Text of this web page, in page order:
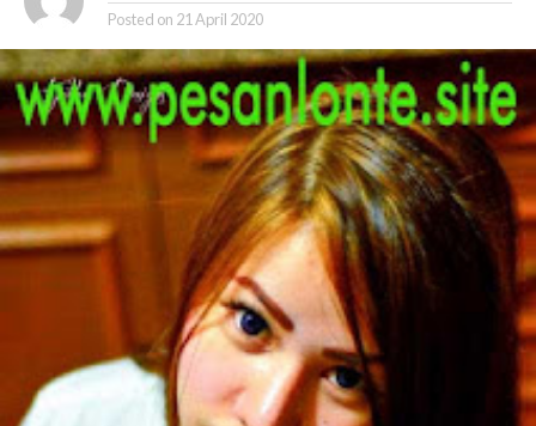
Posted on 21 April 2020